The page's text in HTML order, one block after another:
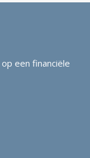
een financiële